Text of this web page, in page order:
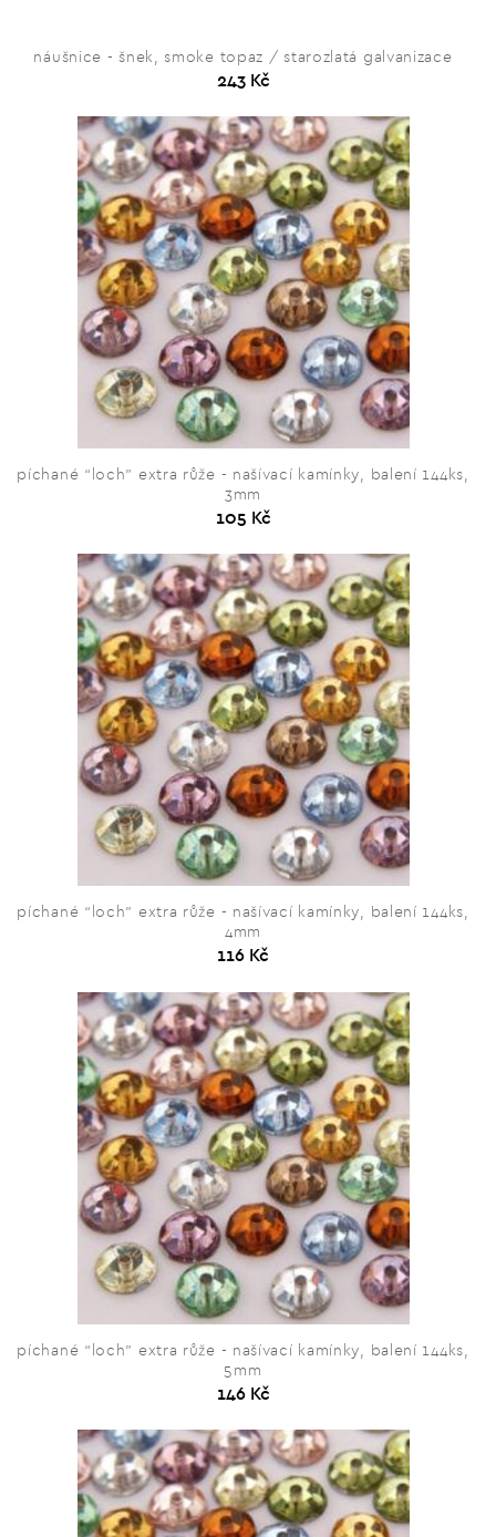
náušnice - šnek, smoke topaz / starozlatá galvanizace
243 Kč
píchané “loch” extra růže - našívací kamínky, balení 144ks,
3mm
105 Kč
píchané “loch” extra růže - našívací kamínky, balení 144ks,
4mm
116 Kč
píchané “loch” extra růže - našívací kamínky, balení 144ks,
5mm
146 Kč